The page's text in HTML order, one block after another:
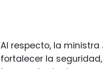
Al respecto, la
fortalecer la